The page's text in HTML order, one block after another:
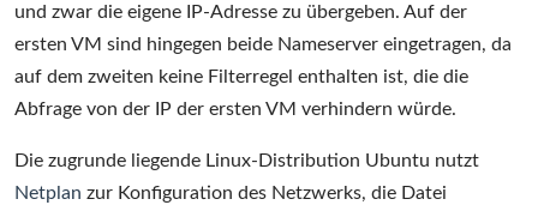
und zwar die eigene IP-Adresse zu übergeben. Auf der
ersten VM sind hingegen beide Nameserver eingetragen, da
auf dem zweiten keine Filterregel enthalten ist, die die
Abfrage von der IP der ersten VM verhindern würde.
Die zugrunde liegende Linux-Distribution Ubuntu nutzt
Netplan zur Konfiguration des Netzwerks, die Datei